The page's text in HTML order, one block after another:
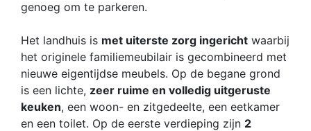
genoeg om te parkeren.
Het landhuis is met uiterste zorg ingericht waarbij
het originele familiemeubilair is gecombineerd met
nieuwe eigentijdse meubels. Op de begane grond
is een lichte, zeer ruime en volledig uitgeruste
keuken, een woon- en zitgedeelte, een eetkamer
en een toilet. Op de eerste verdieping zijn 2